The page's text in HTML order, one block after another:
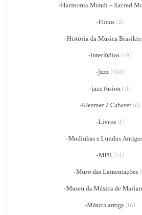
-Harmonia Mundi – Sacred
-Hinos (2)
-História da Música
-Interlúdios(48)
-Jazz(588)
-jazz fusion(11)
-Klezmer / Cabaret (6)
-Livros(1)
-Modinhas e Lundus
-MPB(54)
-Muro das Lamentações
-Museu da Música de
-Música antiga (16)